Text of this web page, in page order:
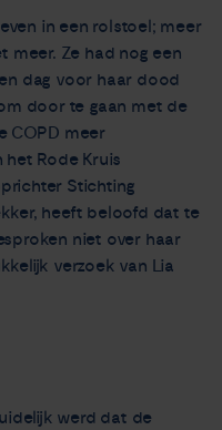
in een rolstoel; meer
meer. Ze had nog een
dag voor haar dood
door te gaan met de
COPD meer
Rode Kruis
Stichting
heeft beloofd dat te
niet over haar
verzoek van Lia
werd dat de